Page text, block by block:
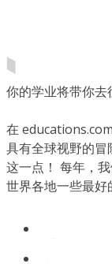
你的学业将带你去
在
具有全球视野的
这一点！ 每年，
世界各地一些最好